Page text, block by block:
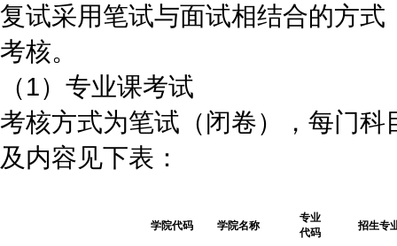
复试采用笔试与面试相结合的方
考核。
（1）专业课考试
考核方式为笔试（闭卷），每门
及内容见下表：
学院代码 学院名称
专业
代码
招生专